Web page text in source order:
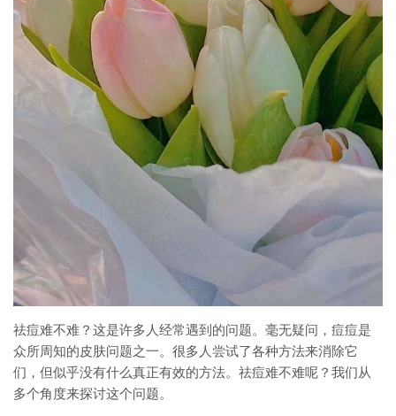
祛痘难不难？这是许多人经常遇到的问题。毫无疑问，痘痘是
众所周知的皮肤问题之一。很多人尝试了各种方法来消除它
们，但似乎没有什么真正有效的方法。祛痘难不难呢？我们从
多个角度来探讨这个问题。